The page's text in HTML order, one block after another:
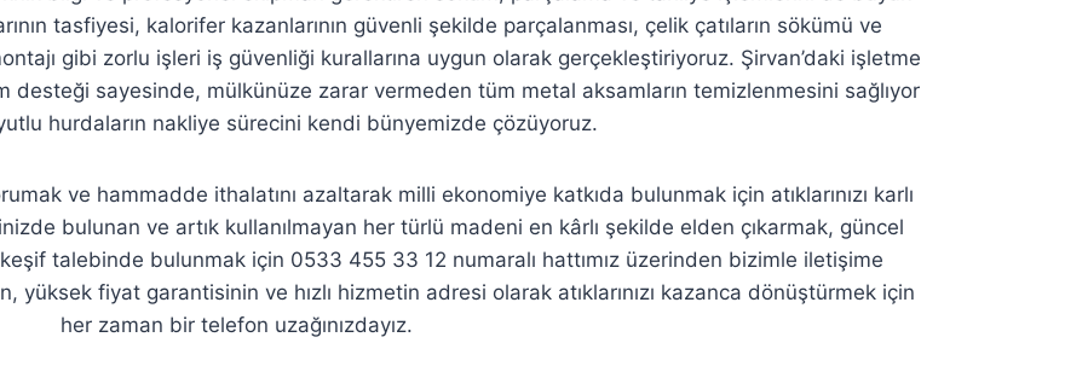
tasfiyesi, kalorifer kazanlarının güvenli şekilde parçalanması, çelik çatıların sökümü ve
gibi zorlu işleri iş güvenliği kurallarına uygun olarak gerçekleştiriyoruz. Şirvan’daki işletme
sayesinde, mülkünüze zarar vermeden tüm metal aksamların temizlenmesini sağlıyor
hurdaların nakliye sürecini kendi bünyemizde çözüyoruz.
ve hammadde ithalatını azaltarak milli ekonomiye katkıda bulunmak için atıklarınızı karlı
bulunan ve artık kullanılmayan her türlü madeni en kârlı şekilde elden çıkarmak, güncel
talebinde bulunmak için 0533 455 33 12 numaralı hattımız üzerinden bizimle iletişime
fiyat garantisinin ve hızlı hizmetin adresi olarak atıklarınızı kazanca dönüştürmek için
her zaman bir telefon uzağınızdayız.